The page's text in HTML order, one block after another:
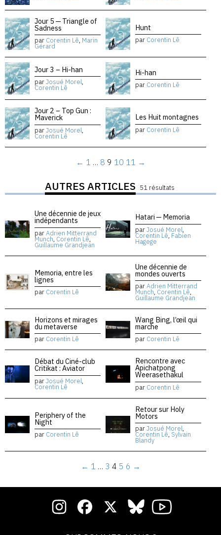
Jour 5 — Triangle of
Sadness
par Corentin Lê, Marin
Gérard
Hunt
par Corentin Lê
Jour 3 – Hi-han
parJosué Morel,
Corentin Lê
Hi-han
par Corentin Lê
Jour 2 – Top Gun :
Maverick
parJosué Morel,
Corentin Lê
Les Huit montagnes
par Corentin Lê
← 1 … 8 9 10 11 →
AUTRES ARTICLES 51 résultats
Une décennie de jeux
indépendants
parAdrien Mitterrand
Munch, Corentin Lê,
Guillaume Grandjean
Hatari — Memoria
parJosué Morel,
Corentin Lê, Fabien
Hagege
Memoria, entre les
lignes
par Corentin Lê
Une décennie de
mondes ouverts
parAdrien Mitterrand
Munch, Corentin Lê,
Guillaume Grandjean
Horizons et mirages
du metaverse
par Corentin Lê
Wang Bing, l’œil qui
marche
par Corentin Lê
Débat du Ciné-club
Critikat : Aviator
parJosué Morel,
Corentin Lê
Rencontre avec
Apichatpong
Weerasethakul
par Corentin Lê
Periphery of the
Night
par Corentin Lê
Retour sur Holy
Motors
parJosué Morel,
Corentin Lê, Sylvain
Blandy
← 1 … 3 4 5 6 →